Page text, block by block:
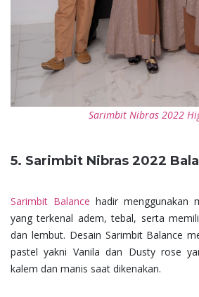
Sarimbit Nibras 2022
5. Sarimbit Nibras 2022
Sarimbit Balance hadir menggunakan
yang terkenal adem, tebal, serta
dan lembut. Desain Sarimbit Balance
pastel yakni Vanila dan Dusty rose
kalem dan manis saat dikenakan.